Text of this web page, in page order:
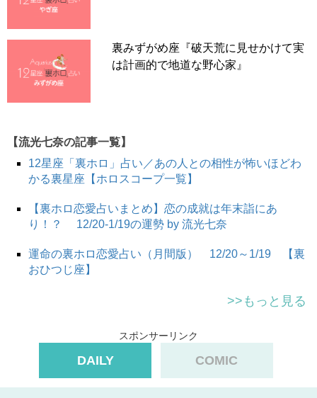
裏みずがめ座『破天荒に見せかけて実
は計画的で地道な野心家』
【流光七奈の記事一覧】
12星座「裏ホロ」占い／あの人との相性が怖いほどわ
かる裏星座【ホロスコープ一覧】
【裏ホロ恋愛占いまとめ】恋の成就は年末詣にあ
り！？ 12/20-1/19の運勢 by 流光七奈
運命の裏ホロ恋愛占い（月間版） 12/20～1/19 【裏
おひつじ座】
>>もっと見る
スポンサーリンク
DAILY COMIC